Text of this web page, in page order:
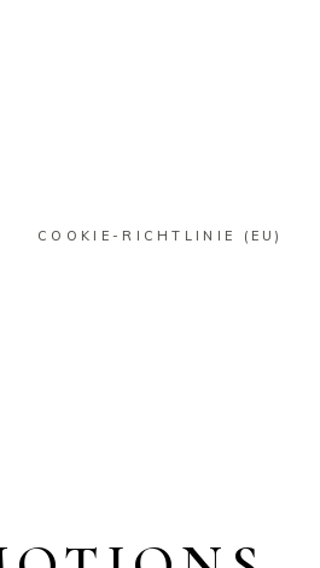
COOKIE-RICHTLINIE (EU)